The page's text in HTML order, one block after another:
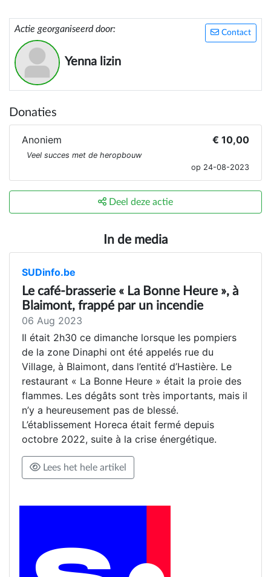
Contact
Actie georganiseerd door:
Yenna lizin
Donaties
Anoniem € 10,00
Veel succes met de heropbouw
op 24-08-2023
Deel deze actie
In de media
SUDinfo.be
Le café-brasserie « La Bonne Heure », à
Blaimont, frappé par un incendie
06 Aug 2023
Il était 2h30 ce dimanche lorsque les pompiers
de la zone Dinaphi ont été appelés rue du
Village, à Blaimont, dans l’entité d’Hastière. Le
restaurant « La Bonne Heure » était la proie des
flammes. Les dégâts sont très importants, mais il
n’y a heureusement pas de blessé.
L’établissement Horeca était fermé depuis
octobre 2022, suite à la crise énergétique.
Lees het hele artikel